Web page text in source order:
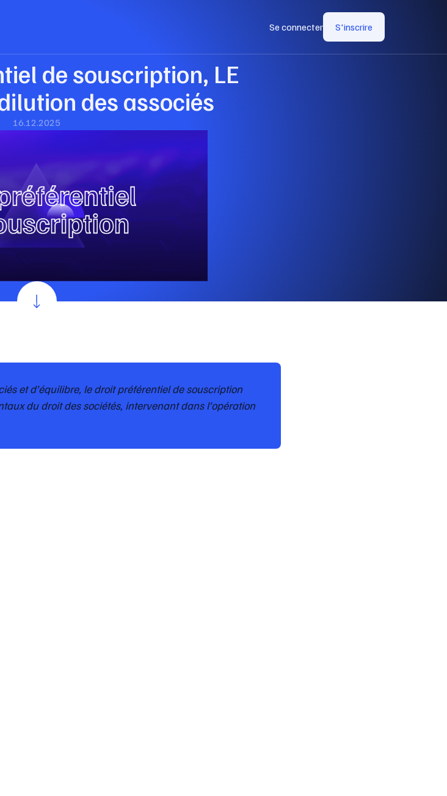
Se connecter S'inscrire
de souscription, LE
des associés
16.12.2025
et d’équilibre, le droit préférentiel de souscription
du droit des sociétés, intervenant dans l’opération